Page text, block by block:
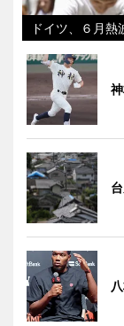
ドイツ、６月